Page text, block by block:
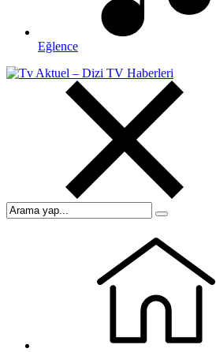
Eğlence